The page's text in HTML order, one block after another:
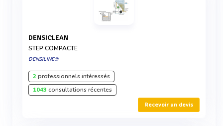
DENSICLEAN
STEP COMPACTE
DENSILINE®
2professionnels intéressés
1043 consultations récentes
Recevoir un devis